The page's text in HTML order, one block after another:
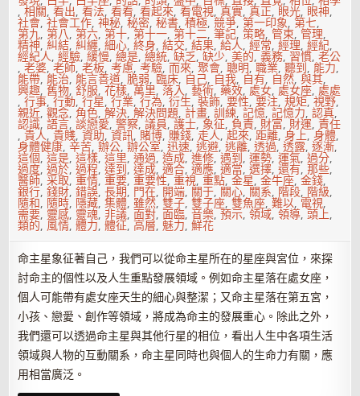
,相關,看出,看法,看看,看起來,看電視,真實,真正, 眼光, 眼神,
社會,社會工作,神秘,秘密,秘書,積極,競爭,第一印象, 第七,
第九, 第八, 第六, 第十,第十一,第十二,筆記,策略,管束,管理,
精神, 糾結, 糾纏,細心,終身,結交,結果,給人,經常,經理,經紀,
經紀人,經驗,緩慢,總是,總統,缺乏,缺少,美的,義務, 習慣,老公
,老婆,老師,老板,考慮,考驗,而來,聚會,聰明,職業,聽到, 能力,
能帶,能治,能言善道,脆弱, 臨床, 自己, 自我, 自有, 自然,與其,
興趣,舊物,舒服,花樣,萬里,落入,藝術,藥效, 處女, 處女座, 處處
,行事,行動,行星,行業,行為,衍生,裝飾,要性,要注,規矩,視野,
親近,觀念, 角色,解決,解決問題, 計畫,訓練,記憶,記憶力,認真,
認識,語言,談戀愛,警察,議員,護士, 象征, 負責, 財富, 財運,責任
,貴人,貴賤,資助,資訊,賭博, 賺錢,走人,起來,距離,身上,身體,
身體健康,辛苦,辦公,辦公室,迅速,逃避,逃離,透過,透露,逐漸,
這個,這是,這樣,這里,通過,造成,進修,遇到,運勢,運氣,過分,
過度,過於,過程,達到,達成,適合,適應,適當,選擇,還有,那些,
醫師,采取,重情,重要,重要性,重視,重點,金星,金牛座,金錢,
銀行,錢財,錯誤,長期, 門在, 開端, 關于, 關心, 關系, 階段, 階級,
隨和, 隨時, 隱藏,集體,雖然,雙子,雙子座,雙魚座,難以, 電視,
需要, 靈感, 靈魂,非議,面對,面臨,音樂,預示,領域,領導,頭上,
類的, 風情,體力,體征,高層, 魅力,鮮花
命主星象征著自己，我們可以從命主星所在的星座與宮位，來探
討命主的個性以及人生重點發展領域。例如命主星落在處女座，
個人可能帶有處女座天生的細心與整潔；又命主星落在第五宮，
小孩、戀愛、創作等領域，將成為命主的發展重心。除此之外，
我們還可以透過命主星與其他行星的相位，看出人生中各項生活
領域與人物的互動關系，命主星同時也與個人的生命力有關，應
用相當廣泛。